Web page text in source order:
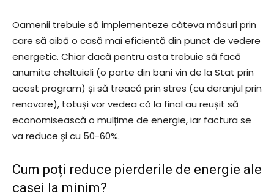
Oamenii trebuie să implementeze câteva măsuri prin
care să aibă o casă mai eficientă din punct de vedere
energetic. Chiar dacă pentru asta trebuie să facă
anumite cheltuieli (o parte din bani vin de la Stat prin
acest program) și să treacă prin stres (cu deranjul prin
renovare), totuși vor vedea că la final au reușit să
economisească o mulțime de energie, iar factura se
va reduce și cu 50-60%.
Cum poți reduce pierderile de energie ale
casei la minim?